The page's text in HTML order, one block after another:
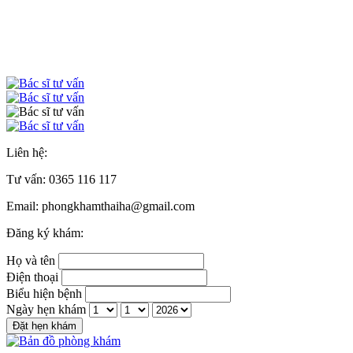
Liên hệ:
Tư vấn: 0365 116 117
Email: phongkhamthaiha@gmail.com
Đăng ký khám:
Họ và tên
Điện thoại
Biểu hiện bệnh
Ngày hẹn khám
Đặt hẹn khám